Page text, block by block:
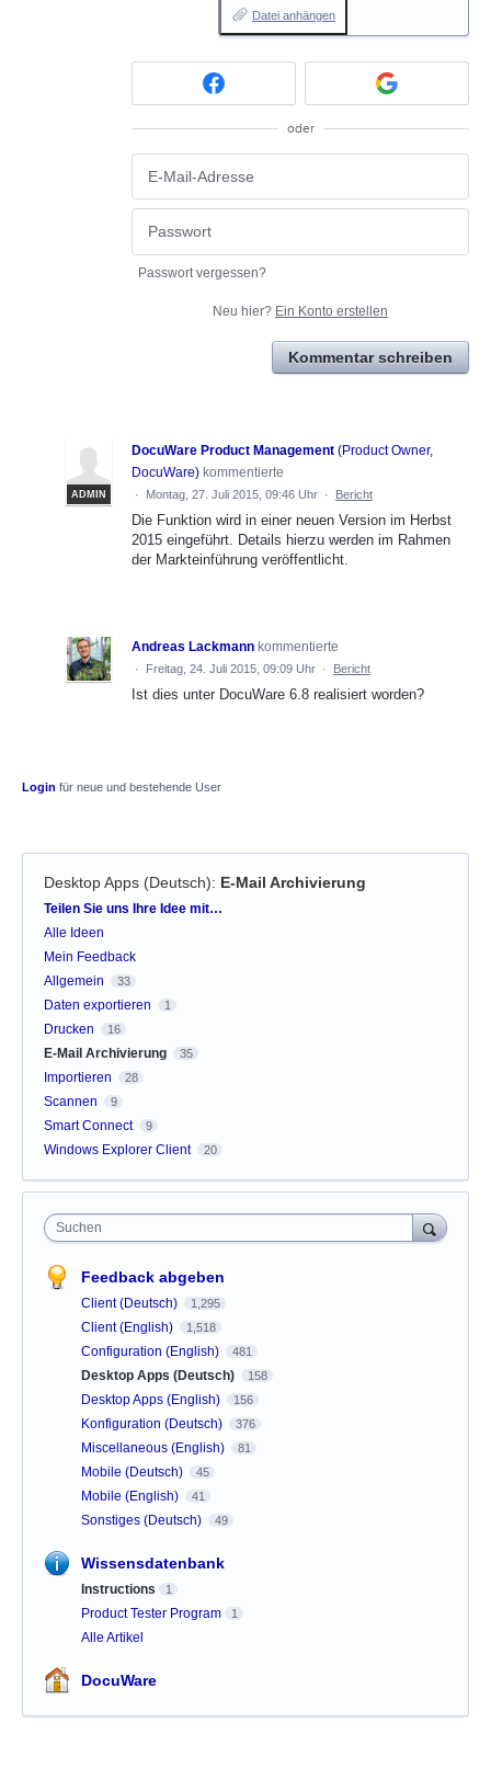
Datei anhängen
oder
Passwort vergessen?
Neu hier? Ein Konto erstellen
Kommentar schreiben
ADMIN
DocuWare Product Management (Product Owner,
DocuWare) kommentierte
· Montag, 27. Juli 2015, 09:46 Uhr · Bericht
Die Funktion wird in einer neuen Version im Herbst
2015 eingeführt. Details hierzu werden im Rahmen
der Markteinführung veröffentlicht.
Andreas Lackmann kommentierte
· Freitag, 24. Juli 2015, 09:09 Uhr · Bericht
Ist dies unter DocuWare 6.8 realisiert worden?
Login für neue und bestehende User
Desktop Apps (Deutsch): E-Mail Archivierung
Kategorien
Teilen Sie uns Ihre Idee mit…
Alle Ideen
Mein Feedback
Allgemein
33
Daten exportieren 1
Drucken 16
E-Mail Archivierung 35
Importieren 28
Scannen 9
Smart Connect 9
Windows Explorer Client 20
Suchen
Feedback abgeben
Client (Deutsch) 1,295
Client (English) 1,518
Configuration (English) 481
Desktop Apps (Deutsch) 158
Desktop Apps (English) 156
Konfiguration (Deutsch) 376
Miscellaneous (English) 81
Mobile (Deutsch) 45
Mobile (English) 41
Sonstiges (Deutsch) 49
Wissensdatenbank
Instructions 1
Product Tester Program 1
Alle Artikel
DocuWare